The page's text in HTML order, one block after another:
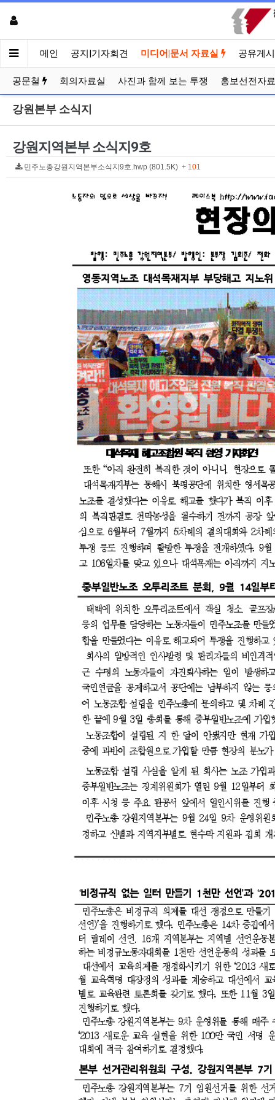
메인 공지|기자회견 미디어|문서 자료실 공유게
공문철 회의자료실 사진과 함께 보는 투쟁 홍보선전자료
강원본부 소식지
강원지역본부 소식지9호
민주노총강원지역본부소식지9호.hwp (801.5K) + 101